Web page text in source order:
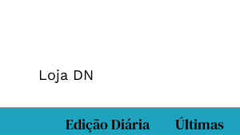
Loja DN
Edição Diária Últimas